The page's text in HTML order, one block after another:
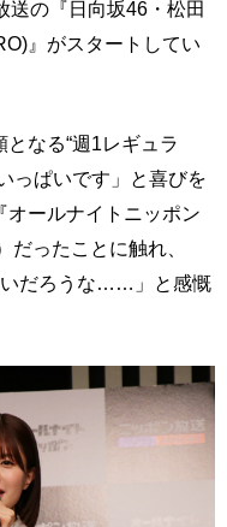
送の『日向坂46・松田
』がスタートしてい
なる“週1レギュラ
っぱいです」と喜びを
オールナイトニッポン
ったことに触れ、
いだろうな……」と感慨